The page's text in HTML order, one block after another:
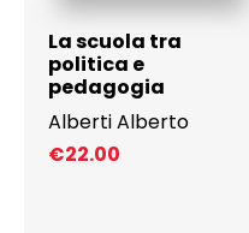
La scuola tra
politica e
pedagogia
Alberti Alberto
€22.00